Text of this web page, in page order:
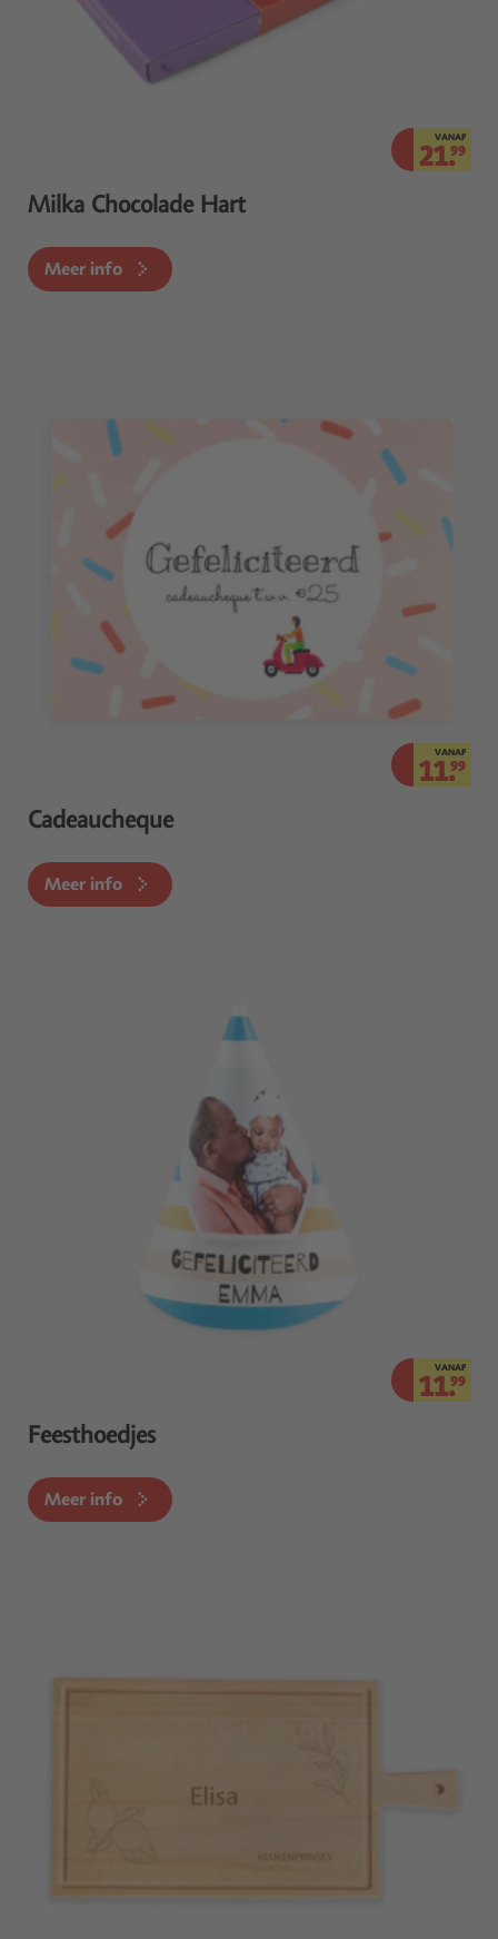
VANAF
21.99
Milka Chocolade Hart
Meer info
VANAF
11.99
Cadeaucheque
Meer info
VANAF
11.99
Feesthoedjes
Meer info